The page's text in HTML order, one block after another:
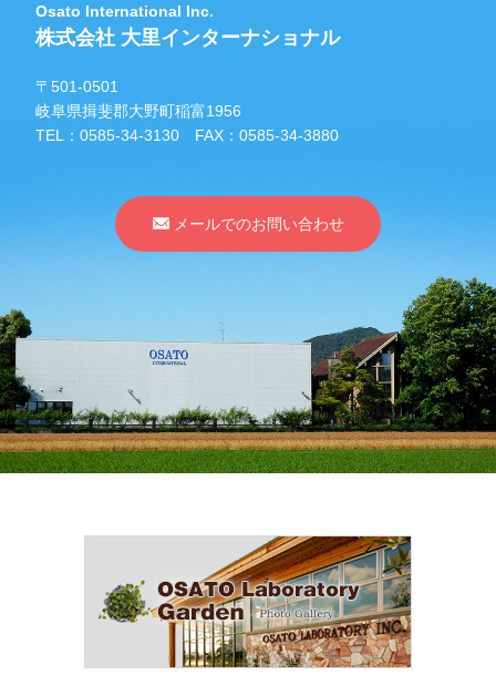
Osato International Inc.
株式会社 大里インターナショナル
〒501-0501
岐阜県揖斐郡大野町稲富1956
TEL： 0585-34-3130 FAX：0585-34-3880
メールでのお問い合わせ